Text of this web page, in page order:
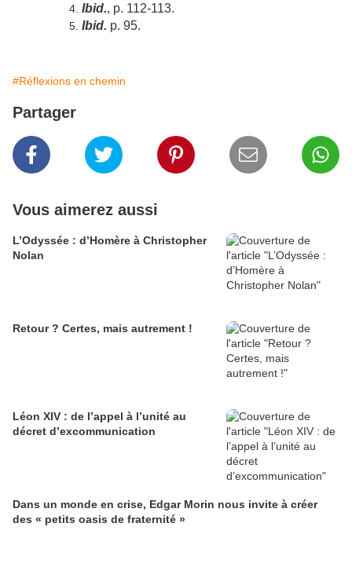
Ibid., p. 112-113.
Ibid. p. 95.
#Réflexions en chemin
Partager
Vous aimerez aussi
L’Odyssée : d’Homère à Christopher
Nolan
Retour ? Certes, mais autrement !
Léon XIV : de l’appel à l’unité au
décret d’excommunication
Dans un monde en crise, Edgar Morin nous invite à créer
des « petits oasis de fraternité »